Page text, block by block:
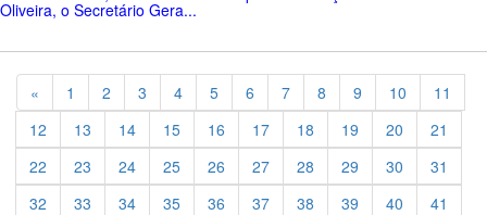
Oliveira, o Secretário Gera...
« Previous
1 2 3 4 5 6 7 8 9 10
11
12
13 14 15 16 17 18 19 20
21
22
23 24 25 26 27 28 29 30
31
32
33 34 35 36 37 38 39 40
41